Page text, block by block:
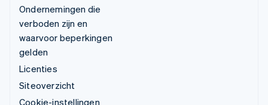
Ondernemingen die
verboden zijn en
waarvoor beperkingen
gelden
Licenties
Siteoverzicht
Cookie-instellingen